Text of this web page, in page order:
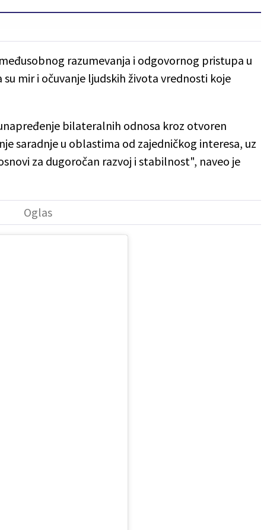
razumevanja i odgovornog pristupa u
mir i očuvanje ljudskih života vrednosti koje
bilateralnih odnosa kroz otvoren
saradnje u oblastima od zajedničkog interesa, uz
za dugoročan razvoj i stabilnost", naveo je